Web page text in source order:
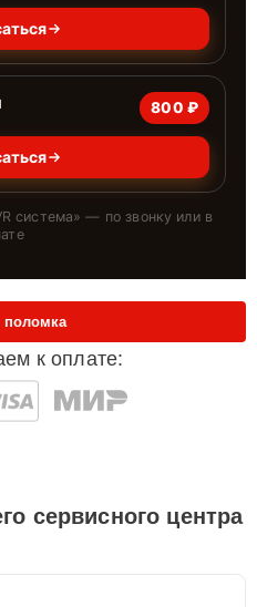
800 ₽
система» — по звонку или в
к оплате:
поломка
сервисного центра